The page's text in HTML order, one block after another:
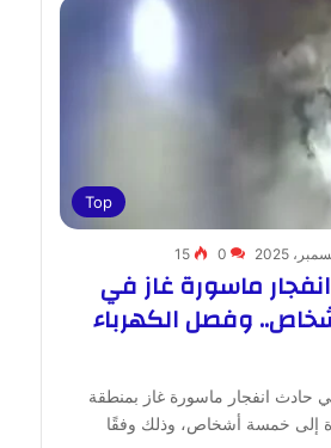
Top
0
15
ماسورة غاز في
إلى 5 أشخاص.. وفصل الكهرباء
حادث انفجار ماسورة غاز بمنطقة
إلى خمسة أشخاص، وذلك وفقًا